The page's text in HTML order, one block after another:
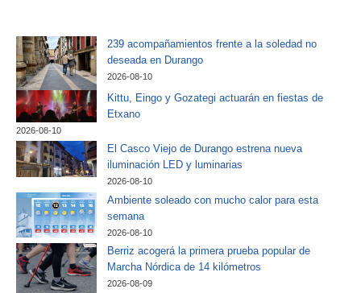
239 acompañamientos frente a la soledad no
deseada en Durango
2026-08-10
Kittu, Eingo y Gozategi actuarán en fiestas de
Etxano
2026-08-10
El Casco Viejo de Durango estrena nueva
iluminación LED y luminarias
2026-08-10
Ambiente soleado con mucho calor para esta
semana
2026-08-10
Berriz acogerá la primera prueba popular de
Marcha Nórdica de 14 kilómetros
2026-08-09